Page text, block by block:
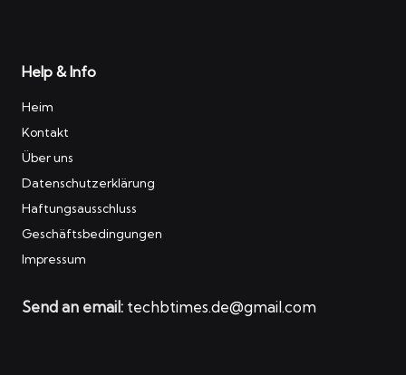
Help & Info
Heim
Kontakt
Über uns
Datenschutzerklärung
Haftungsausschluss
Geschäftsbedingungen
Impressum
Send an email: techbtimes.de@gmail.com